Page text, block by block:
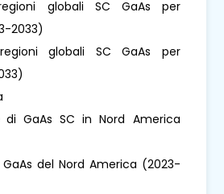
globali SC GaAs per
2033)
globali SC GaAs per
di GaAs SC in Nord America
GaAs del Nord America (2023-